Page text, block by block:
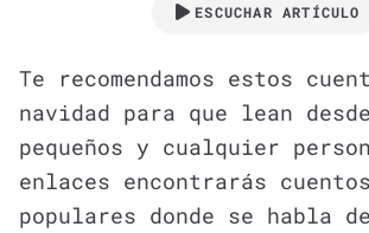
ESCUCHAR ARTÍCULO
Te recomendamos estos
navidad para que lean
pequeños y cualquier
enlaces encontrarás
populares donde se habla